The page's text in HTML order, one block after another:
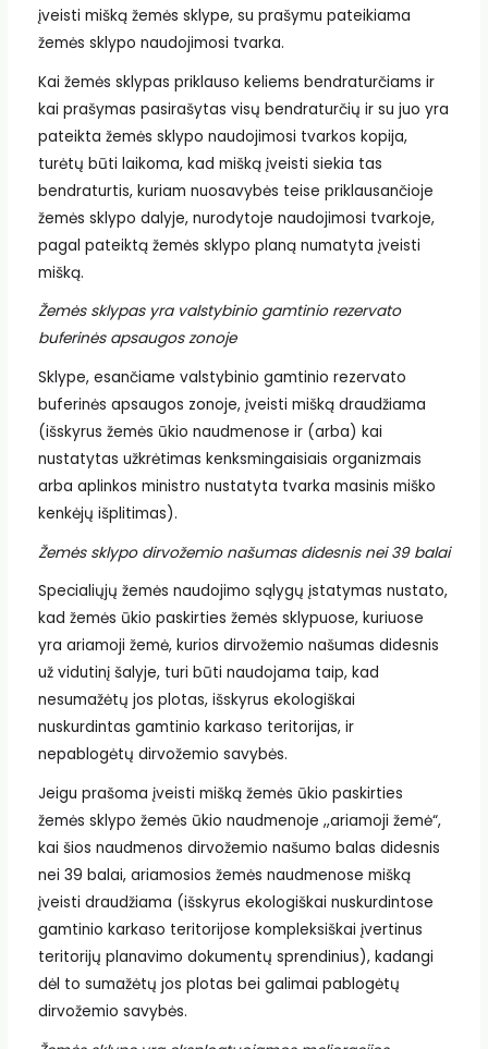
įveisti mišką žemės sklype, su prašymu pateikiama
žemės sklypo naudojimosi tvarka.
Kai žemės sklypas priklauso keliems bendraturčiams ir
kai prašymas pasirašytas visų bendraturčių ir su juo yra
pateikta žemės sklypo naudojimosi tvarkos kopija,
turėtų būti laikoma, kad mišką įveisti siekia tas
bendraturtis, kuriam nuosavybės teise priklausančioje
žemės sklypo dalyje, nurodytoje naudojimosi tvarkoje,
pagal pateiktą žemės sklypo planą numatyta įveisti
mišką.
Žemės sklypas yra valstybinio gamtinio rezervato
buferinės apsaugos zonoje
Sklype, esančiame valstybinio gamtinio rezervato
buferinės apsaugos zonoje, įveisti mišką draudžiama
(išskyrus žemės ūkio naudmenose ir (arba) kai
nustatytas užkrėtimas kenksmingaisiais organizmais
arba aplinkos ministro nustatyta tvarka masinis miško
kenkėjų išplitimas).
Žemės sklypo dirvožemio našumas didesnis nei 39 balai
Specialiųjų žemės naudojimo sąlygų įstatymas nustato,
kad žemės ūkio paskirties žemės sklypuose, kuriuose
yra ariamoji žemė, kurios dirvožemio našumas didesnis
už vidutinį šalyje, turi būti naudojama taip, kad
nesumažėtų jos plotas, išskyrus ekologiškai
nuskurdintas gamtinio karkaso teritorijas, ir
nepablogėtų dirvožemio savybės.
Jeigu prašoma įveisti mišką žemės ūkio paskirties
žemės sklypo žemės ūkio naudmenoje ,,ariamoji žemė“,
kai šios naudmenos dirvožemio našumo balas didesnis
nei 39 balai, ariamosios žemės naudmenose mišką
įveisti draudžiama (išskyrus ekologiškai nuskurdintose
gamtinio karkaso teritorijose kompleksiškai įvertinus
teritorijų planavimo dokumentų sprendinius), kadangi
dėl to sumažėtų jos plotas bei galimai pablogėtų
dirvožemio savybės.